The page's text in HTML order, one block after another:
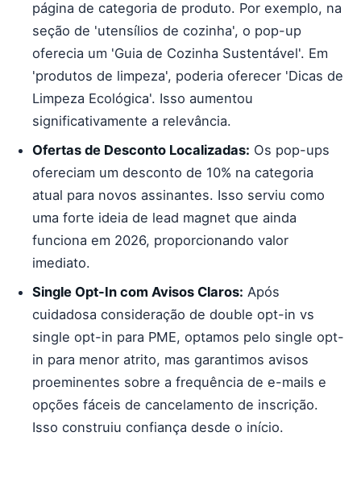
página de categoria de produto. Por exemplo, na
seção de 'utensílios de cozinha', o pop-up
oferecia um 'Guia de Cozinha Sustentável'. Em
'produtos de limpeza', poderia oferecer 'Dicas de
Limpeza Ecológica'. Isso aumentou
significativamente a relevância.
Ofertas de Desconto Localizadas: Os pop-ups
ofereciam um desconto de 10% na categoria
atual para novos assinantes. Isso serviu como
uma forte ideia de lead magnet que ainda
funciona em 2026, proporcionando valor
imediato.
Single Opt-In com Avisos Claros: Após
cuidadosa consideração de double opt-in vs
single opt-in para PME, optamos pelo single opt-
in para menor atrito, mas garantimos avisos
proeminentes sobre a frequência de e-mails e
opções fáceis de cancelamento de inscrição.
Isso construiu confiança desde o início.